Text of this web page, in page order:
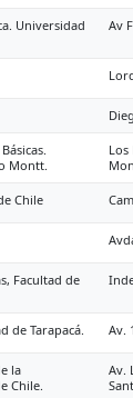
Universidad
Av
Montt.
Chile
Facultad de
de Tarapacá. Av.
la
Chile.
Av.